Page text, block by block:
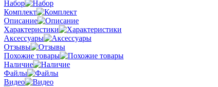
Набор
Комплект
Описание
Характеристики
Аксессуары
Отзывы
Похожие товары
Наличие
Файлы
Видео